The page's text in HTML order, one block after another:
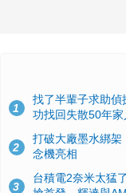
1
找了半輩子求助
功找回失散50年家
2
打破大廠墨水綁
念機亮相
3
台積電2奈米太猛